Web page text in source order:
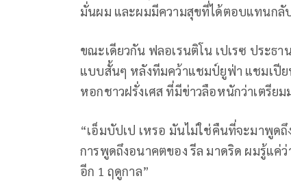
มั่นผม และผมมีความสุขที่ได้ตอบแทนกลั
ขณะเดียวกัน ฟลอเรนติโน เปเรซ ประธ
แบบสั้นๆ หลังทีมคว้าแชมป์ยูฟ่า แชมเปียน
หอกชาวฝรั่งเศส ที่มีข่าวลือหนักว่าเตรีย
“เอ็มบัปเป เหรอ มันไม่ใช่คืนที่จะมาพูด
การพูดถึงอนาคตของ รีล มาดริด ผมรู้แค่ว่
อีก 1 ฤดูกาล”